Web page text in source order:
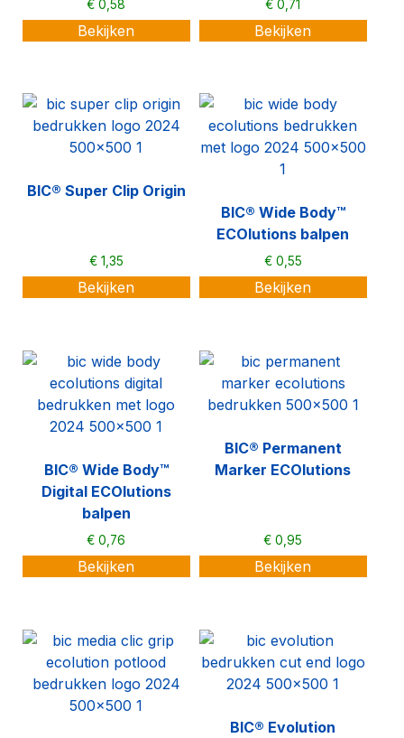
€ 0,58
Bekijken
€ 0,71
Bekijken
BIC® Super Clip Origin
€1,35
Bekijken
BIC® Wide Body™
ECOlutions balpen
€0,55
Bekijken
BIC® Wide Body™
Digital ECOlutions
balpen
€ 0,76
Bekijken
BIC® Permanent
Marker ECOlutions
€ 0,95
Bekijken
BIC® Evolution